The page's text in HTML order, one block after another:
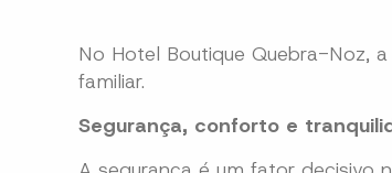
No Hotel Boutique Quebra-Noz,
familiar.
Segurança, conforto e